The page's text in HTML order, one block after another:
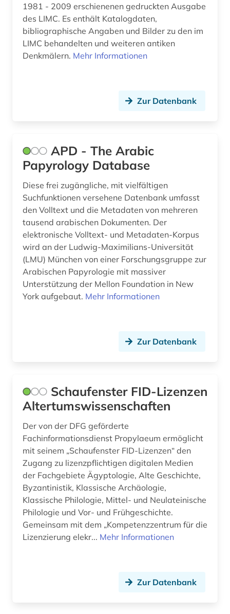
1981 - 2009 erschienenen gedruckten Ausgabe
des LIMC. Es enthält Katalogdaten,
bibliographische Angaben und Bilder zu den im
LIMC behandelten und weiteren antiken
Denkmälern. Mehr Informationen
Zur Datenbank
APD - The Arabic
Papyrology Database
Diese frei zugängliche, mit vielfältigen
Suchfunktionen versehene Datenbank umfasst
den Volltext und die Metadaten von mehreren
tausend arabischen Dokumenten. Der
elektronische Volltext- und Metadaten-Korpus
wird an der Ludwig-Maximilians-Universität
(LMU) München von einer Forschungsgruppe zur
Arabischen Papyrologie mit massiver
Unterstützung der Mellon Foundation in New
York aufgebaut. Mehr Informationen
Zur Datenbank
Schaufenster FID-Lizenzen
Altertumswissenschaften
Der von der DFG geförderte
Fachinformationsdienst Propylaeum ermöglicht
mit seinem „Schaufenster FID-Lizenzen“ den
Zugang zu lizenzpflichtigen digitalen Medien
der Fachgebiete Ägyptologie, Alte Geschichte,
Byzantinistik, Klassische Archäologie,
Klassische Philologie, Mittel- und Neulateinische
Philologie und Vor- und Frühgeschichte.
Gemeinsam mit dem „Kompetenzzentrum für die
Lizenzierung elekr... Mehr Informationen
Zur Datenbank